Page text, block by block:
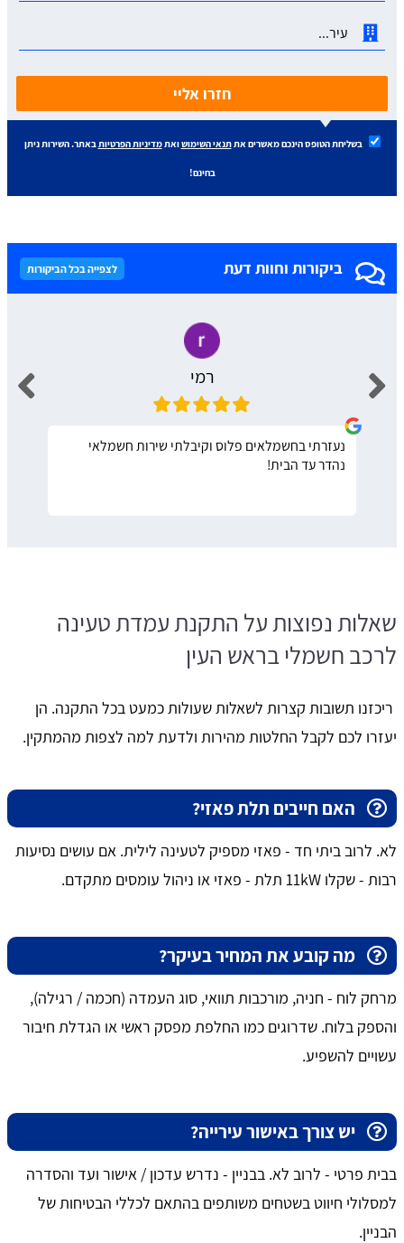
חזרו אליי
בשליחת הטופס הינכם מאשרים אתתנאי השימושואתמדיניות הפרטיותבאתר. השירות ניתן
בחינם!
ביקורות וחוות דעת לצפייה בכל הביקורות
רמי
נעזרתי בחשמלאים פלוס וקיבלתי שירות חשמלאי
נהדר עד הבית!
שאלות נפוצות על התקנת עמדת טעינה
לרכב חשמלי בראש העין
ריכזנו תשובות קצרות לשאלות שעולות כמעט בכל התקנה. הן
יעזרו לכם לקבל החלטות מהירות ולדעת למה לצפות מהמתקין.
האם חייבים תלת פאזי?
לא. לרוב ביתי חד - פאזי מספיק לטעינה לילית. אם עושים נסיעות
רבות - שקלו 11kW תלת - פאזי או ניהול עומסים מתקדם.
מה קובע את המחיר בעיקר?
מרחק לוח - חניה, מורכבות תוואי, סוג העמדה (חכמה / רגילה),
והספק בלוח. שדרוגים כמו החלפת מפסק ראשי או הגדלת חיבור
עשויים להשפיע.
יש צורך באישור עירייה?
בבית פרטי - לרוב לא. בבניין - נדרש עדכון / אישור ועד והסדרה
למסלולי חיווט בשטחים משותפים בהתאם לכללי הבטיחות של
הבניין.